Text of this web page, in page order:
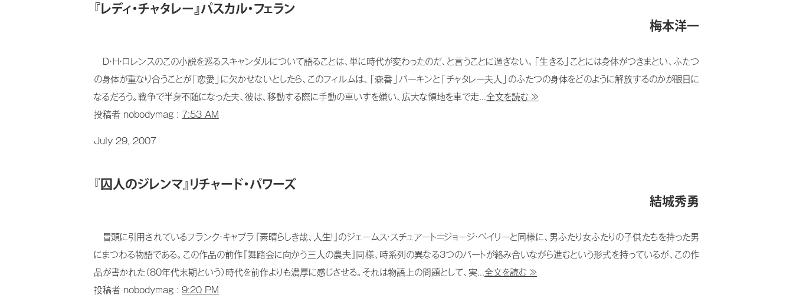
『レディ・チャタレー』パスカル・フェラン
梅本洋一
Ｄ・Ｈ・ロレンスのこの小説を巡るスキャンダルについて語ることは、単に時代が変わったのだ、と言うことに過ぎない。「生きる」ことには身体がつきまとい、ふたつ
の身体が重なり合うことが「恋愛」に欠かせないとしたら、このフィルムは、「森番」パーキンと「チャタレー夫人」のふたつの身体をどのように解放するのかが眼目に
なるだろう。戦争で半身不随になった夫、彼は、移動する際に手動の車いすを嫌い、広大な領地を車で走...全文を読む ≫
投稿者 nobodymag : 7:53 AM
July 29, 2007
『囚人のジレンマ』リチャード・パワーズ
結城秀勇
冒頭に引用されているフランク・キャプラ『素晴らしき哉、人生！』のジェームス・スチュアート＝ジョージ・ベイリーと同様に、男ふたり女ふたりの子供たちを持った男
にまつわる物語である。この作品の前作『舞踏会に向かう三人の農夫』同様、時系列の異なる3つのパートが絡み合いながら進むという形式を持っているが、この作
品が書かれた（80年代末期という）時代を前作よりも濃厚に感じさせる。それは物語上の問題として、実...全文を読む ≫
投稿者 nobodymag : 9:20 PM